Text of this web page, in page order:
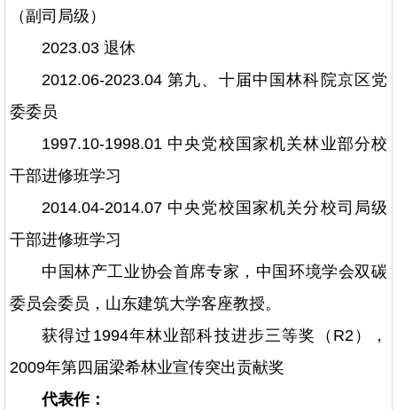
（副司局级）
2023.03 退休
2012.06-2023.04 第九、十届中国林科院京区党
委委员
1997.10-1998.01 中央党校国家机关林业部分校
干部进修班学习
2014.04-2014.07 中央党校国家机关分校司局级
干部进修班学习
中国林产工业协会首席专家，中国环境学会双碳
委员会委员，山东建筑大学客座教授。
获得过1994年林业部科技进步三等奖（R2），
2009年第四届梁希林业宣传突出贡献奖
代表作：